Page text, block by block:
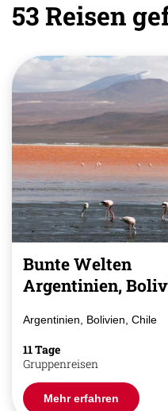
53 Reisen
Bunte Welten
Argentinien,
Argentinien, Bolivien, Chile
11 Tage
Gruppenreisen
Mehr erfahren